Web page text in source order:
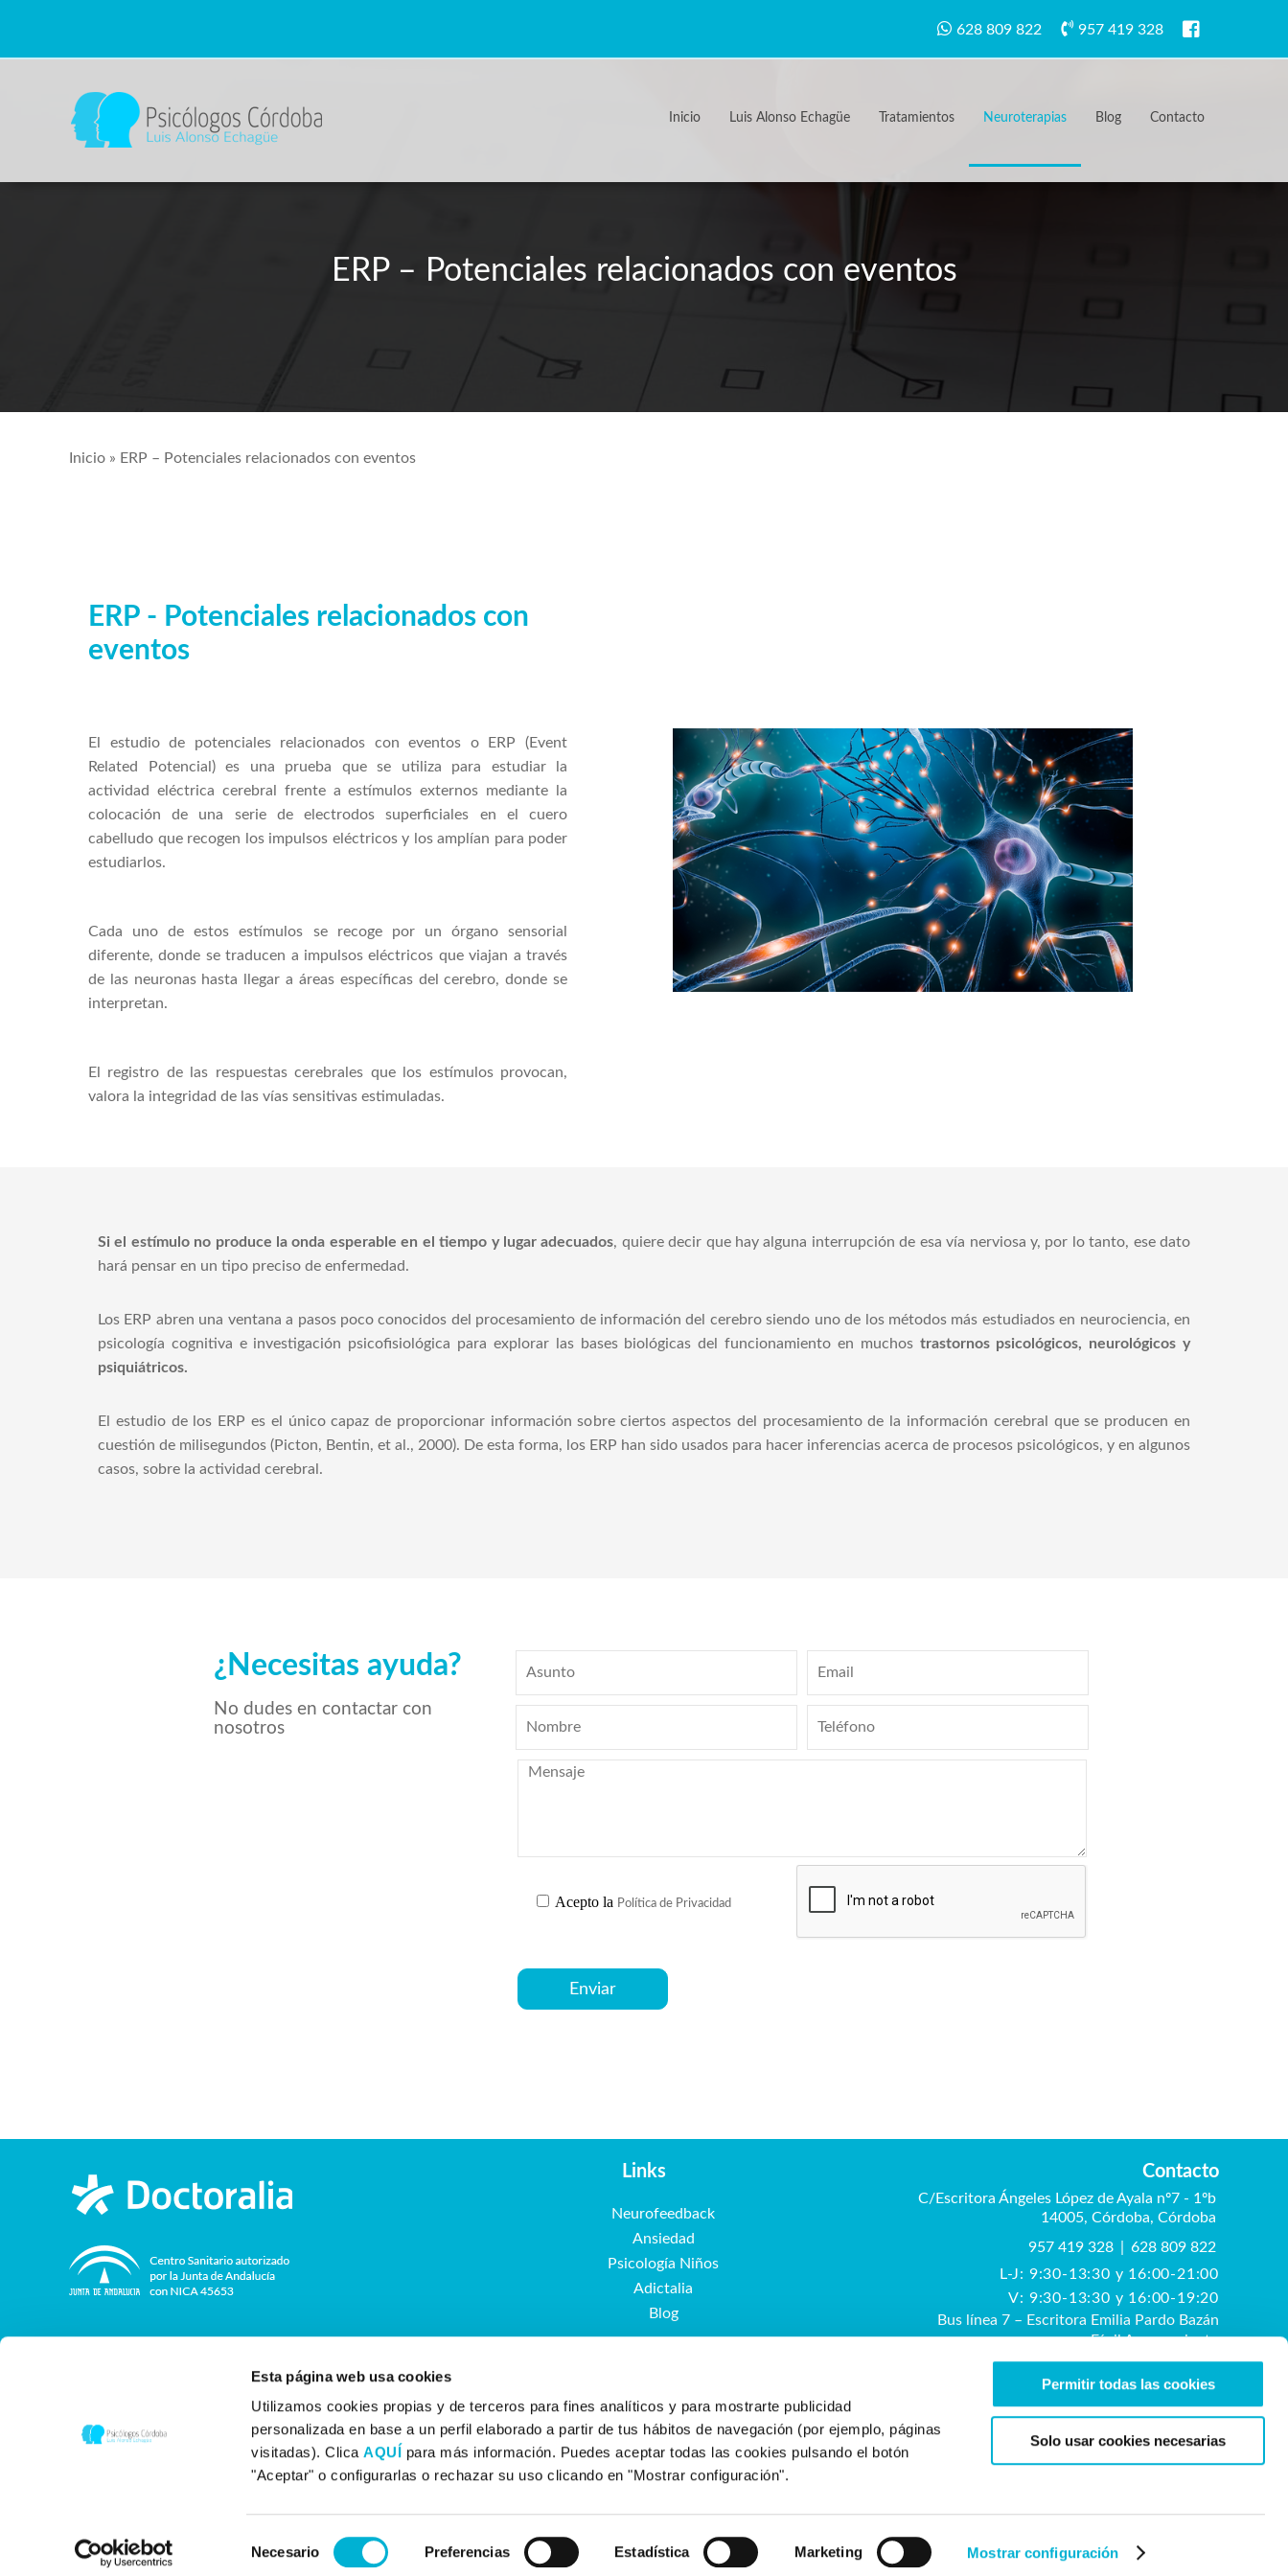
Esta página web usa cookies
Utilizamos cookies propias y de terceros para fines analíticos y para mostrarte publicidad
personalizada en base a un perfil elaborado a partir de tus hábitos de navegación (por ejemplo, páginas
visitadas). Clica AQUÍ para más información. Puedes aceptar todas las cookies pulsando el botón
"Aceptar" o configurarlas o rechazar su uso clicando en "Mostrar configuración".
de
Necesario Preferencias Estadística Marketing Mostrar configuración
Permitir todas las cookies
Solo usar cookies necesarias
628 809 822 957 419 328
Inicio Luis Alonso Echagüe Tratamientos Neuroterapias Blog Contacto
ERP – Potenciales relacionados con eventos
Inicio » ERP – Potenciales relacionados con eventos
ERP - Potenciales relacionados con
eventos
El estudio de potenciales relacionados con eventos o ERP (Event
Related Potencial) es una prueba que se utiliza para estudiar la
actividad eléctrica cerebral frente a estímulos externos mediante la
colocación de una serie de electrodos superficiales en el cuero
cabelludo que recogen los impulsos eléctricos y los amplían para poder
estudiarlos.
Cada uno de estos estímulos se recoge por un órgano sensorial
diferente, donde se traducen a impulsos eléctricos que viajan a través
de las neuronas hasta llegar a áreas específicas del cerebro, donde se
interpretan.
El registro de las respuestas cerebrales que los estímulos provocan,
valora la integridad de las vías sensitivas estimuladas.
Si el estímulo no produce la onda esperable en el tiempo y lugar adecuados, quiere decir que hay alguna interrupción de esa vía nerviosa y, por lo tanto, ese dato
hará pensar en un tipo preciso de enfermedad.
Los ERP abren una ventana a pasos poco conocidos del procesamiento de información del cerebro siendo uno de los métodos más estudiados en neurociencia, en
psicología cognitiva e investigación psicofisiológica para explorar las bases biológicas del funcionamiento en muchostrastornos psicológicos, neurológicos y
psiquiátricos.
El estudio de los ERP es el único capaz de proporcionar información sobre ciertos aspectos del procesamiento de la información cerebral que se producen en
cuestión de milisegundos (Picton, Bentin, et al., 2000). De esta forma, los ERP han sido usados para hacer inferencias acerca de procesos psicológicos, y en algunos
casos, sobre la actividad cerebral.
¿Necesitas ayuda?
No dudes en contactar con
nosotros
Acepto la Política de Privacidad
Links
Neurofeedback
Ansiedad
Psicología Niños
Adictalia
Blog
Contacto
C/Escritora Ángeles López de Ayala nº7 - 1ºb
14005, Córdoba, Córdoba
957 419 328
628 809 822
L-J: 9:30-13:30 y 16:00-21:00
V: 9:30-13:30 y 16:00-19:20
Bus línea 7 – Escritora Emilia Pardo Bazán
Fácil Aparcamiento
Aviso legal | Política de Privacidad Política de Cookies Diseño y Poscicionamiento web